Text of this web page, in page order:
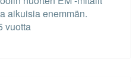
aikuisia enemmän.
vuotta